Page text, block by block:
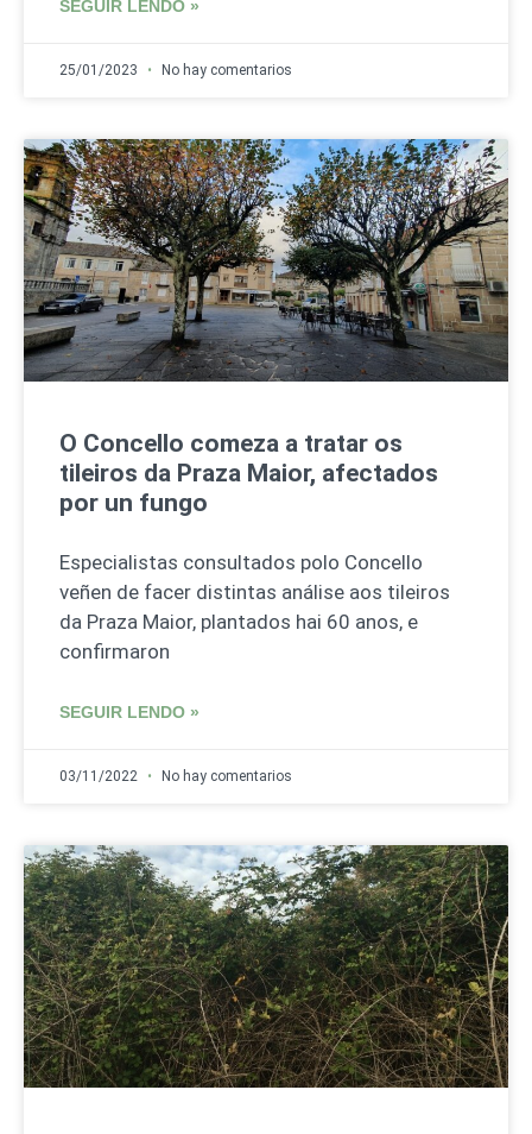
SEGUIR LENDO »
25/01/2023 No hay comentarios
O Concello comeza a tratar os
tileiros da Praza Maior, afectados
por un fungo
Especialistas consultados polo Concello
veñen de facer distintas análise aos tileiros
da Praza Maior, plantados hai 60 anos, e
confirmaron
SEGUIR LENDO »
03/11/2022 No hay comentarios